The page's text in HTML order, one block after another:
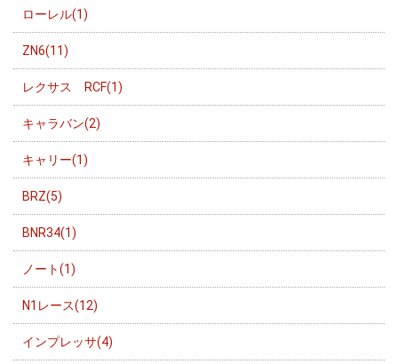
ローレル(1)
ZN6(11)
レクサス RCF(1)
キャラバン(2)
キャリー(1)
BRZ(5)
BNR34(1)
ノート(1)
N1レース(12)
インプレッサ(4)